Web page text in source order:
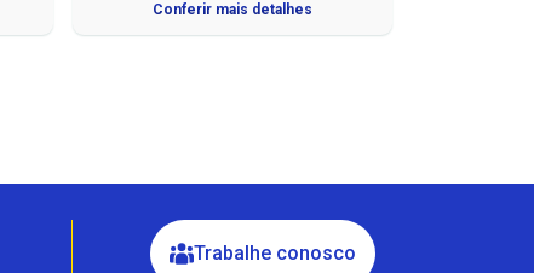
Fale com a Ciello – Móveis &
Conferir mais detalhes
Trabalhe conosco